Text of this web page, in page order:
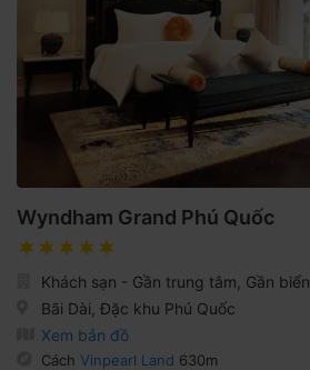
Wyndham Grand Phú Quốc
Khách sạn - Gần trung tâm, Gần biển
Bãi Dài, Đặc khu Phú Quốc
Xem bản đồ
Cách Vinpearl Land 630m